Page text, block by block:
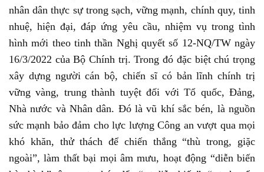
nhân dân thực sự trong sạch, vững mạnh, chính quy, tinh
nhuệ, hiện đại, đáp ứng yêu cầu, nhiệm vụ trong tình
hình mới theo tinh thần Nghị quyết số 12-NQ/TW ngày
16/3/2022 của Bộ Chính trị. Trong đó đặc biệt chú trọng
xây dựng người cán bộ, chiến sĩ có bản lĩnh chính trị
vững vàng, trung thành tuyệt đối với Tổ quốc, Đảng,
Nhà nước và Nhân dân. Đó là vũ khí sắc bén, là nguồn
sức mạnh bảo đảm cho lực lượng Công an vượt qua mọi
khó khăn, thử thách để chiến thắng “thù trong, giặc
ngoài”, làm thất bại mọi âm mưu, hoạt động “diễn biến